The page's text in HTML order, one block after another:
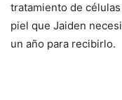
tratamiento de
piel que Jaiden
un año para recibirlo.